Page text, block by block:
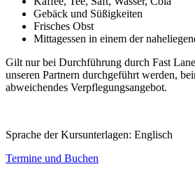
Gebäck und Süßigkeiten
Frisches Obst
Mittagessen in einem der
Gilt nur bei Durchführung durch Fast
unseren Partnern durchgeführt werden,
abweichendes Verpflegungsangebot.
Sprache der Kursunterlagen: Englisch
Termine und Buchen